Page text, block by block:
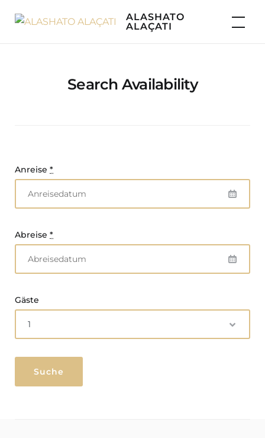
ALASHATO
ALAÇATI
Search Availability
Anreise *
Abreise *
Gäste